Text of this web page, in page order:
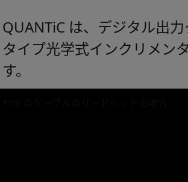
QUANTiC は、デジタル出
タイプ光学式インクリメン
す。